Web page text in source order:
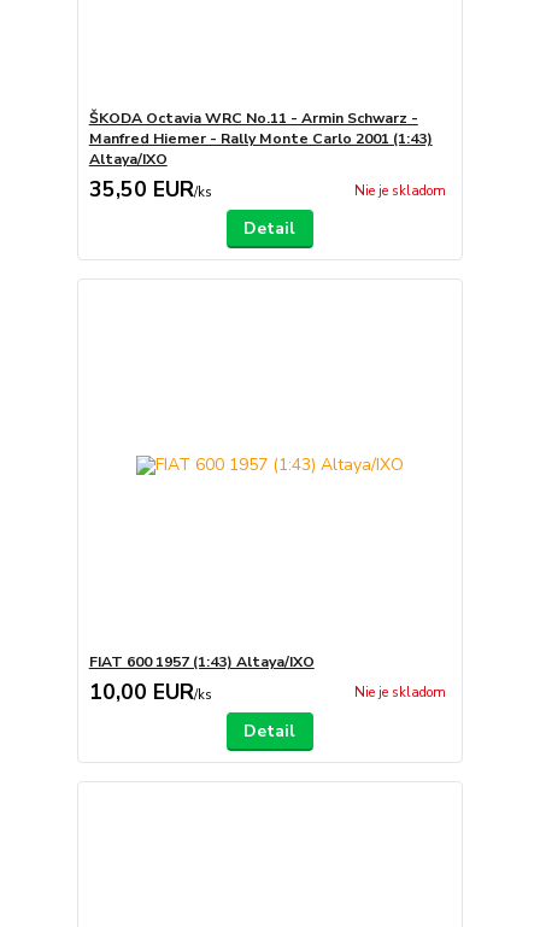
ŠKODA Octavia WRC No.11 - Armin Schwarz -
Manfred Hiemer - Rally Monte Carlo 2001 (1:43)
Altaya/IXO
35,50 EUR/ks Nie je skladom
Detail
FIAT 600 1957 (1:43) Altaya/IXO
10,00 EUR/ks Nie je skladom
Detail